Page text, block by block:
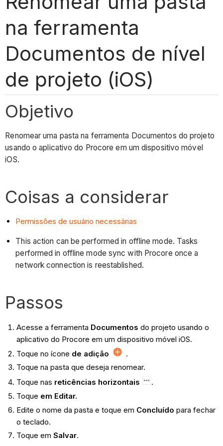
na ferramenta
Documentos de nível
de projeto (iOS)
Objetivo
Renomear uma pasta na ferramenta Documentos do projeto
usando o aplicativo do Procore em um dispositivo móvel
iOS.
Coisas a considerar
Permissões de usuário necessárias
This action can be performed in offline mode. Tasks
performed in offline mode sync with Procore once a
network connection is reestablished.
Passos
Acesse a ferramenta Documentos do projeto usando o
aplicativo do Procore em um dispositivo móvel iOS.
Toque no ícone de adição
.
Toque na pasta que deseja renomear.
Toque nas reticências horizontais
.
Toque em Editar.
Edite o nome da pasta e toque em Concluído para fechar
o teclado.
Toque em Salvar.